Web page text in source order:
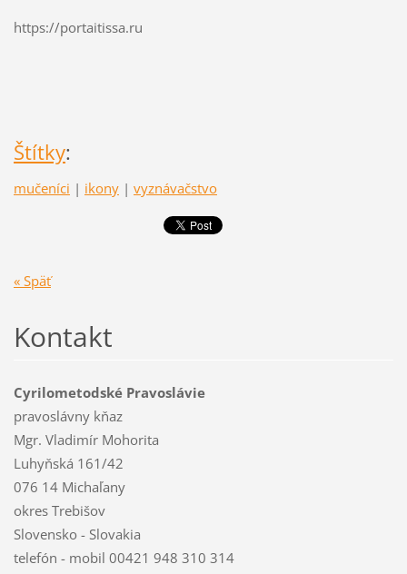
https://portaitissa.ru
Štítky:
mučeníci | ikony | vyznávačstvo
« Späť
Kontakt
Cyrilometodské Pravoslávie
pravoslávny kňaz
Mgr. Vladimír Mohorita
Luhyňská 161/42
076 14 Michaľany
okres Trebišov
Slovensko - Slovakia
telefón - mobil 00421 948 310 314